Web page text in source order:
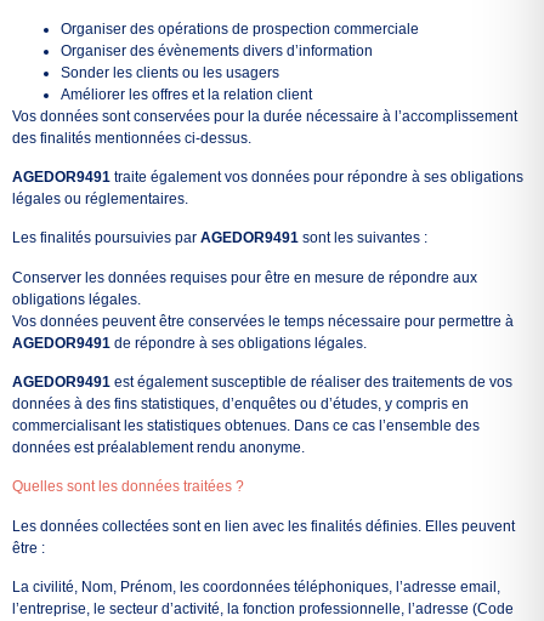
Organiser des opérations de prospection commerciale
Organiser des évènements divers d’information
Sonder les clients ou les usagers
Améliorer les offres et la relation client
Vos données sont conservées pour la durée nécessaire à l’accomplissement
des finalités mentionnées ci-dessus.
AGEDOR9491 traite également vos données pour répondre à ses obligations
légales ou réglementaires.
Les finalités poursuivies par AGEDOR9491 sont les suivantes :
Conserver les données requises pour être en mesure de répondre aux
obligations légales.
Vos données peuvent être conservées le temps nécessaire pour permettre à
AGEDOR9491 de répondre à ses obligations légales.
AGEDOR9491 est également susceptible de réaliser des traitements de vos
données à des fins statistiques, d’enquêtes ou d’études, y compris en
commercialisant les statistiques obtenues. Dans ce cas l’ensemble des
données est préalablement rendu anonyme.
Quelles sont les données traitées ?
Les données collectées sont en lien avec les finalités définies. Elles peuvent
être :
La civilité, Nom, Prénom, les coordonnées téléphoniques, l’adresse email,
l’entreprise, le secteur d’activité, la fonction professionnelle, l’adresse (Code